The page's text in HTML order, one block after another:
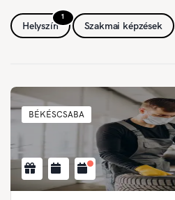
1
Helyszín Szakmai képzések
BÉKÉSCSABA